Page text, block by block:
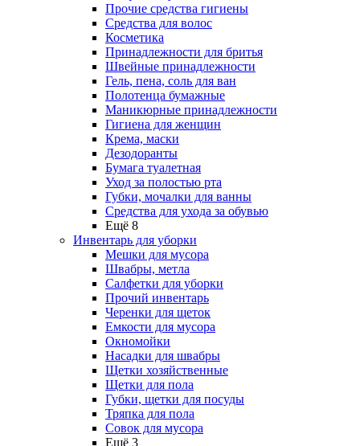
Прочие средства гигиены
Средства для волос
Косметика
Принадлежности для бритья
Швейные принадлежности
Гель, пена, соль для ван
Полотенца бумажные
Маникюрные принадлежности
Гигиена для женщин
Крема, маски
Дезодоранты
Бумага туалетная
Уход за полостью рта
Губки, мочалки для ванны
Средства для ухода за обувью
Ещё 8
Инвентарь для уборки
Мешки для мусора
Швабры, метла
Салфетки для уборки
Прочий инвентарь
Черенки для щеток
Емкости для мусора
Окномойки
Насадки для швабры
Щетки хозяйственные
Щетки для пола
Губки, щетки для посуды
Тряпка для пола
Совок для мусора
Ещё 3